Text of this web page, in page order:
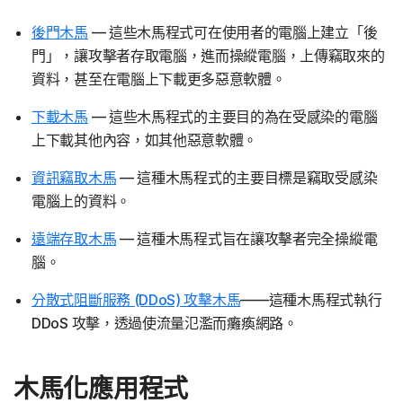
後門木馬 — 這些木馬程式可在使用者的電腦上建立「後
門」，讓攻擊者存取電腦，進而操縱電腦，上傳竊取來的
資料，甚至在電腦上下載更多惡意軟體。
下載木馬 — 這些木馬程式的主要目的為在受感染的電腦
上下載其他內容，如其他惡意軟體。
資訊竊取木馬 — 這種木馬程式的主要目標是竊取受感染
電腦上的資料。
遠端存取木馬 — 這種木馬程式旨在讓攻擊者完全操縱電
腦。
分散式阻斷服務 (DDoS) 攻擊木馬——這種木馬程式執行
DDoS 攻擊，透過使流量氾濫而癱瘓網路。
木馬化應用程式